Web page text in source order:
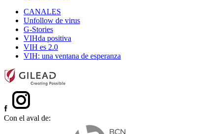
CANALES
Unfollow de virus
G-Stories
VIHda positiva
VIH es 2.0
VIH: una ventana de esperanza
Con el aval de: